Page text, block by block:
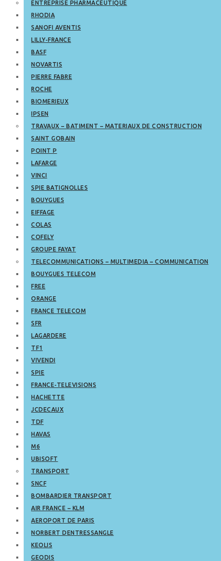
ENTREPRISE PHARMACEUTIQUE
RHODIA
SANOFI AVENTIS
LILLY-FRANCE
BASF
NOVARTIS
PIERRE FABRE
ROCHE
BIOMERIEUX
IPSEN
TRAVAUX – BATIMENT – MATERIAUX DE CONSTRUCTION
SAINT GOBAIN
POINT P
LAFARGE
VINCI
SPIE BATIGNOLLES
BOUYGUES
EIFFAGE
COLAS
COFELY
GROUPE FAYAT
TELECOMMUNICATIONS – MULTIMEDIA – COMMUNICATION
BOUYGUES TELECOM
FREE
ORANGE
FRANCE TELECOM
SFR
LAGARDERE
TF1
VIVENDI
SPIE
FRANCE-TELEVISIONS
HACHETTE
JCDECAUX
TDF
HAVAS
M6
UBISOFT
TRANSPORT
SNCF
BOMBARDIER TRANSPORT
AIR FRANCE – KLM
AEROPORT DE PARIS
NORBERT DENTRESSANGLE
KEOLIS
GEODIS